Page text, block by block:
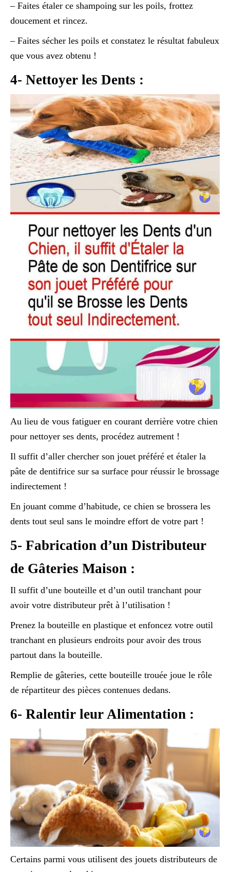
– Faites étaler ce shampoing sur les poils, frottez
doucement et rincez.
– Faites sécher les poils et constatez le résultat fabuleux
que vous avez obtenu !
4- Nettoyer les Dents :
Au lieu de vous fatiguer en courant derrière votre chien
pour nettoyer ses dents, procédez autrement !
Il suffit d’aller chercher son jouet préféré et étaler la
pâte de dentifrice sur sa surface pour réussir le brossage
indirectement !
En jouant comme d’habitude, ce chien se brossera les
dents tout seul sans le moindre effort de votre part !
5- Fabrication d’un Distributeur
de Gâteries Maison :
Il suffit d’une bouteille et d’un outil tranchant pour
avoir votre distributeur prêt à l’utilisation !
Prenez la bouteille en plastique et enfoncez votre outil
tranchant en plusieurs endroits pour avoir des trous
partout dans la bouteille.
Remplie de gâteries, cette bouteille trouée joue le rôle
de répartiteur des pièces contenues dedans.
6- Ralentir leur Alimentation :
Certains parmi vous utilisent des jouets distributeurs de